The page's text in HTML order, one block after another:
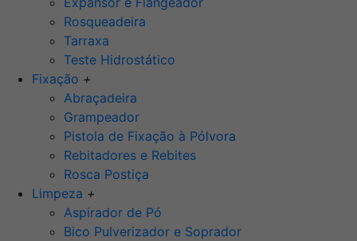
Rosqueadeira
Tarraxa
Teste Hidrostático
Fixação +
Abraçadeira
Grampeador
Pistola de Fixação à Pólvora
Rebitadores e Rebites
Rosca Postiça
Limpeza +
Aspirador de Pó
Bico Pulverizador e Soprador